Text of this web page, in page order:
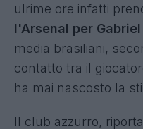
ulrime ore infatti
l'Arsenal per
media brasiliani,
contatto tra il
ha mai nascosto la
Il club azzurro,